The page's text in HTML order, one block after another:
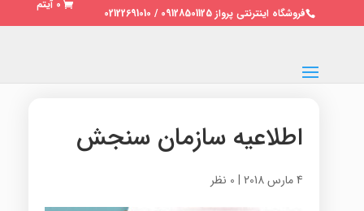
فروشگاه اینترنتی پرواز 09128501125 / 02122691010
0 آیتم
اطلاعیه سازمان سنجش
4 مارس 2018 | 0 نظر